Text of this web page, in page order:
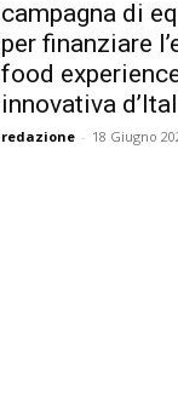
campagna di
per finanziare
food
innovativa
redazione - 18 Giugno